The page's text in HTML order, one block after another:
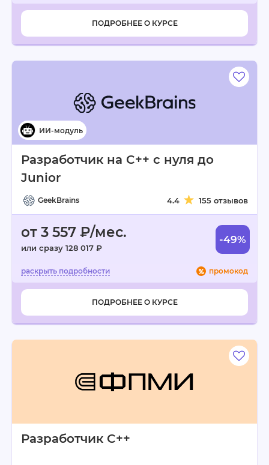
ПОДРОБНЕЕ О КУРСЕ
Разработчик на C++ с нуля до
Junior
GeekBrains 4.4 155 отзывов
от 3 557 ₽/мес.
или сразу 128 017 ₽
-49%
промокод
ПОДРОБНЕЕ О КУРСЕ
Разработчик C++